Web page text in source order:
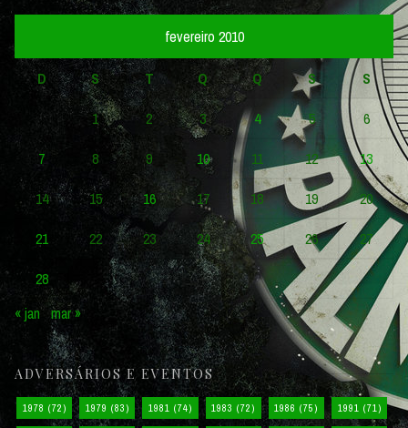
fevereiro 2010
D S T Q Q S
S
1
2 3 4 5
6
7
8 9 10 11 12
13
14
15 16 17 18 19
20
21
22 23 24 25 26
27
28
« jan mar »
ADVERSÁRIOS E EVENTOS
1978 (72) 1979 (83) 1981 (74) 1983 (72) 1986 (75) 1991 (71)